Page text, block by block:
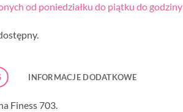
od poniedziałku do piątku do
INFORMACJE DODATKOWE
Finess 703.